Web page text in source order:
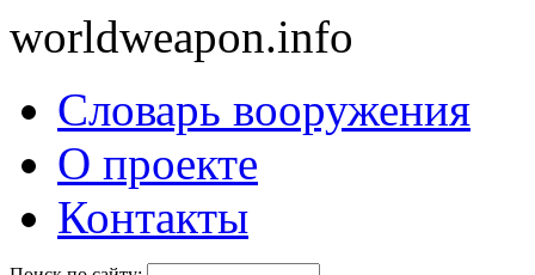
worldweapon.info
Словарь вооружения
О проекте
Контакты